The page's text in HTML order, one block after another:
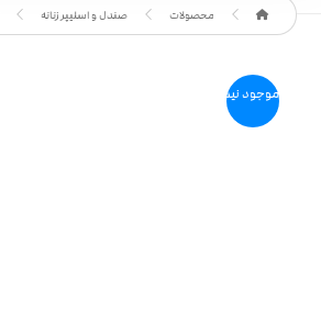
محصولات صندل و اسلیپر زنانه
موجود نیست